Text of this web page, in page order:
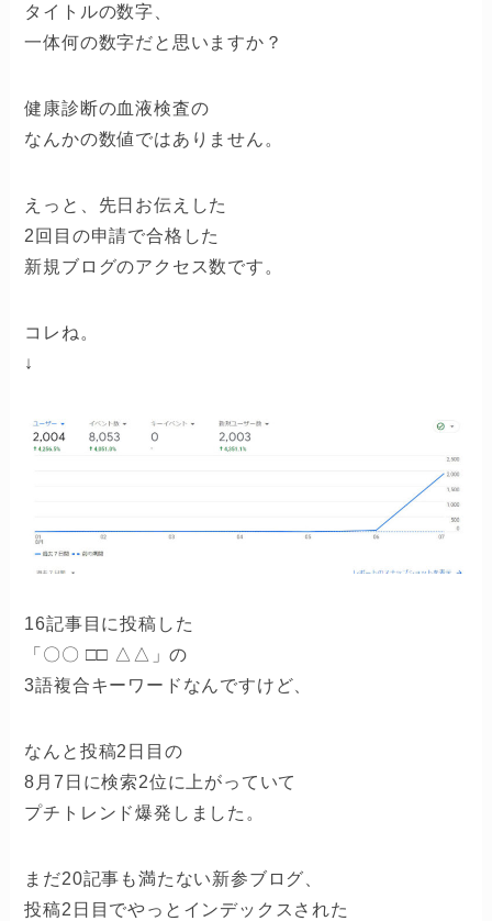
タイトルの数字、
一体何の数字だと思いますか？
健康診断の血液検査の
なんかの数値ではありません。
えっと、先日お伝えした
2回目の申請で合格した
新規ブログのアクセス数です。
コレね。
↓
16記事目に投稿した
「〇〇 □□ △△」の
3語複合キーワードなんですけど、
なんと投稿2日目の
8月7日に検索2位に上がっていて
プチトレンド爆発しました。
まだ20記事も満たない新参ブログ、
投稿2日目でやっとインデックスされた